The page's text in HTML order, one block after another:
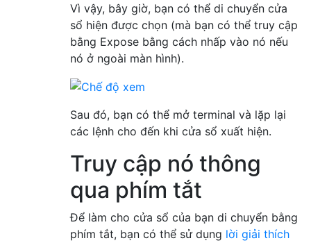
Vì vậy, bây giờ, bạn có thể di chuyển cửa
sổ hiện được chọn (mà bạn có thể truy cập
bằng Expose bằng cách nhấp vào nó nếu
nó ở ngoài màn hình).
Sau đó, bạn có thể mở terminal và lặp lại
các lệnh cho đến khi cửa sổ xuất hiện.
Truy cập nó thông
qua phím tắt
Để làm cho cửa sổ của bạn di chuyển bằng
phím tắt, bạn có thể sử dụng lời giải thích